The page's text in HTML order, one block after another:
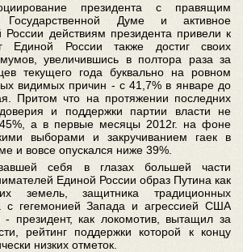
президента с правящим
Думе и активное
действиям президента привели к
Единой России также достиг своих
увеличившись в полтора раза за
текущего года буквально на ровном
видимых причин - с 41,7% в январе до
Притом что на протяжении последних
и поддержки партии власти не
а в первые месяцы 2012г. на фоне
выборами и закручиванием гаек в
и вовсе опускался ниже 39%.
себя в глазах большей части
Единой России образ Путина как
земель, защитника традиционных
с гегемонией Запада и агрессией США
- президент, как локомотив, вытащил за
рейтинг поддержки которой к концу
низких отметок.